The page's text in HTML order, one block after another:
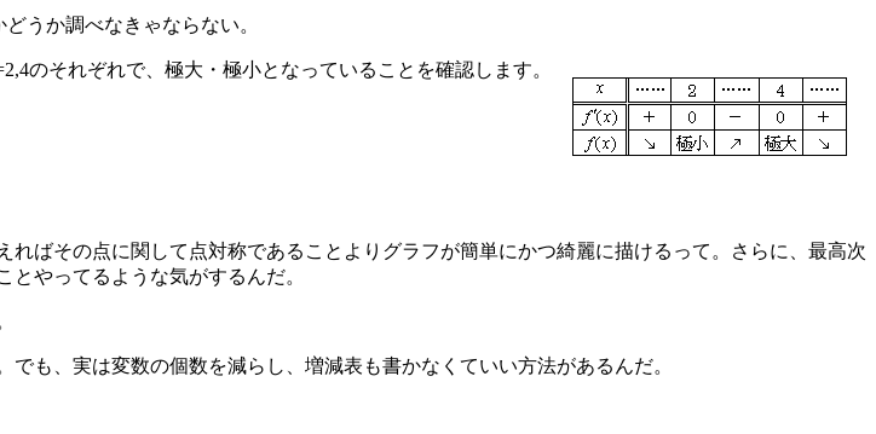
うか調べなきゃならない。
のそれぞれで、極大・極小となっていることを確認します。
ばその点に関して点対称であることよりグラフが簡単にかつ綺麗に描けるって。さらに、最高次
やってるような気がするんだ。
も、実は変数の個数を減らし、増減表も書かなくていい方法があるんだ。